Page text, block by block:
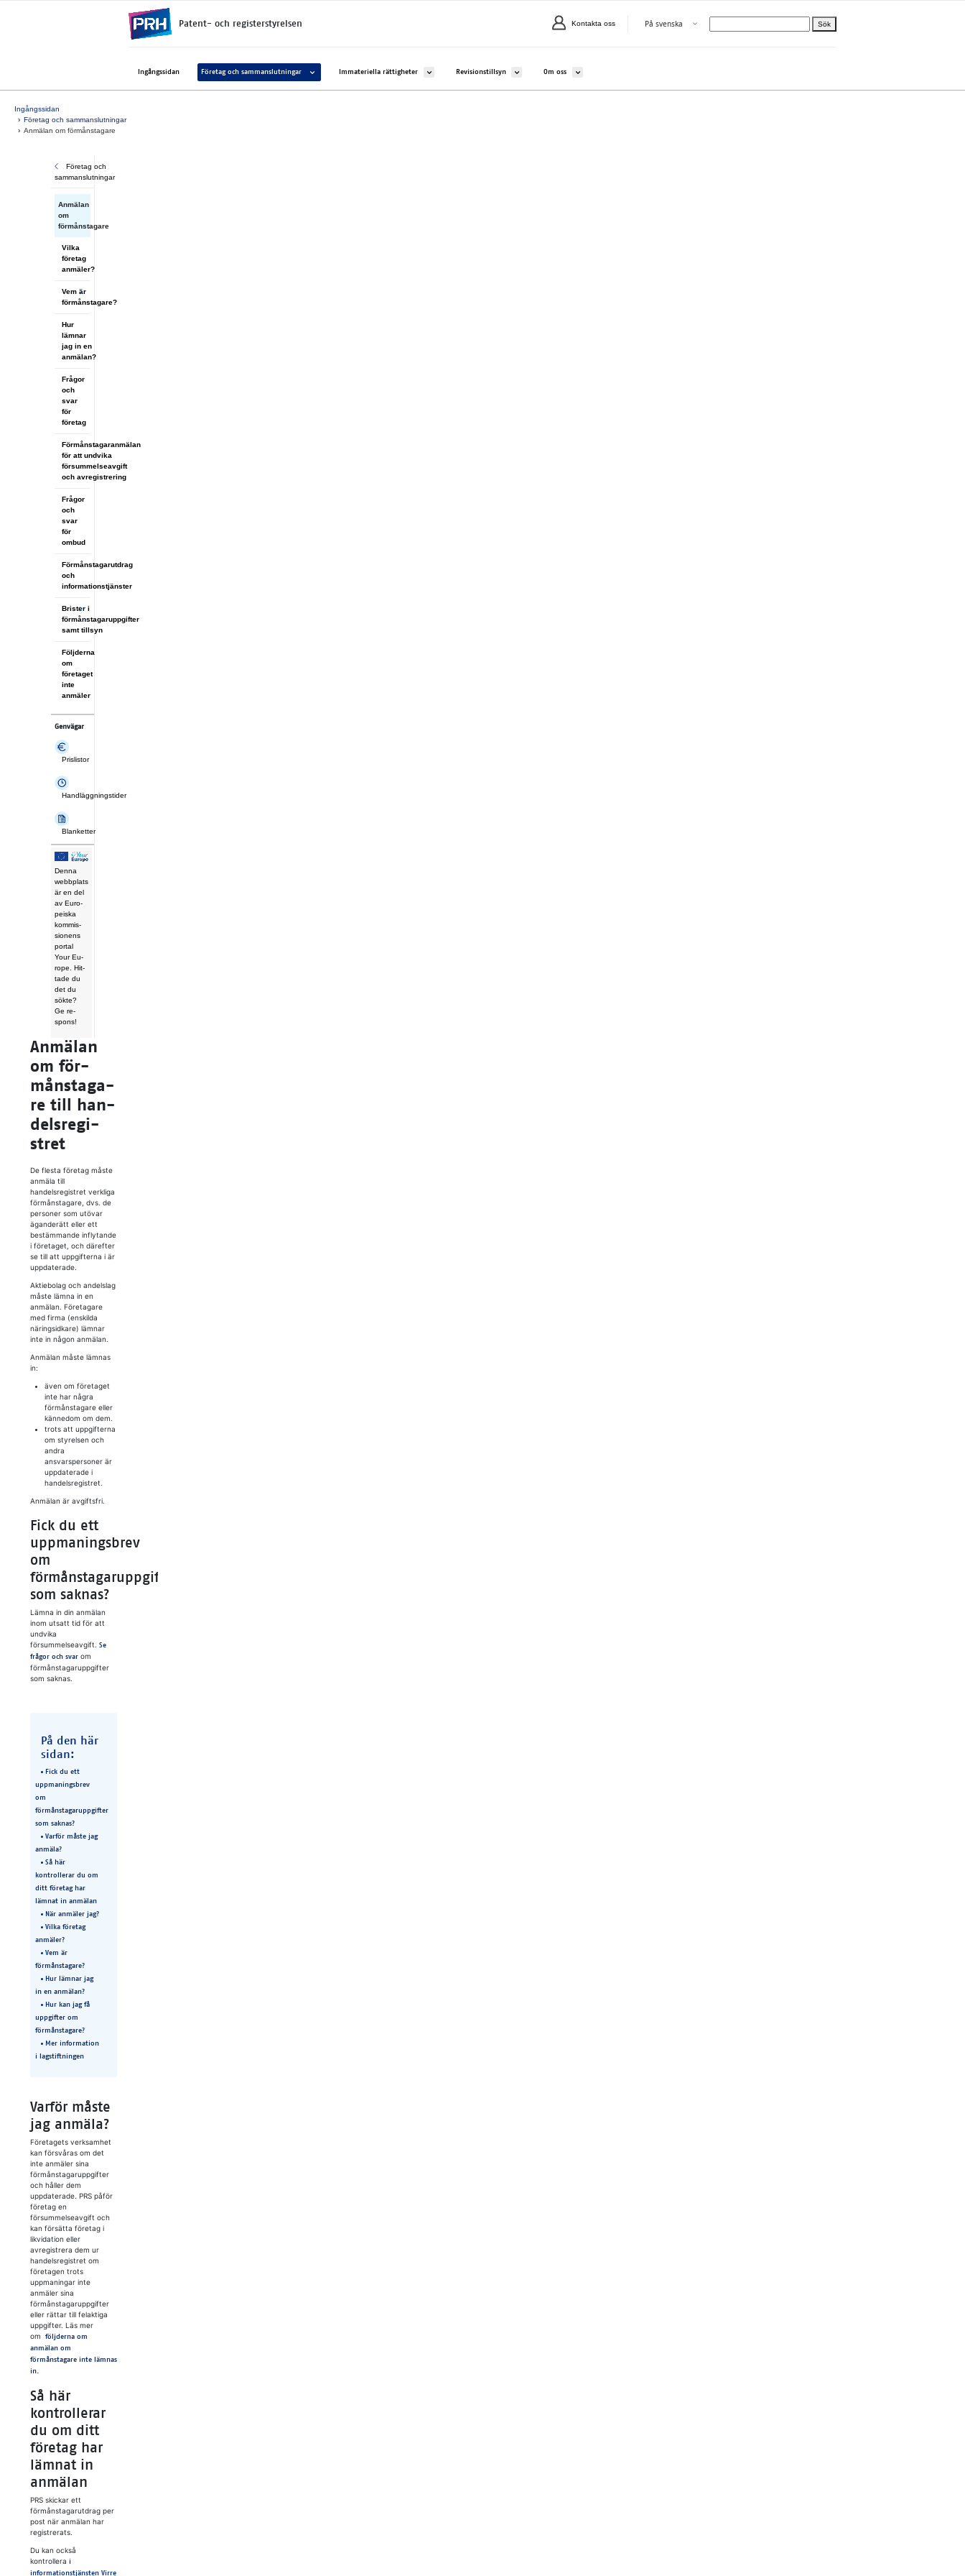
Patent- och registerstyrelsen Kontakta oss Välj språk
På svenska Öppna menyn Sök
Ingångssidan Företag och sammanslutningar Avaa alavalikko kohteelle Företag och sammanslutningar
Immateriella rättigheter Avaa alavalikko kohteelle Immateriella rättigheter
Revisionstillsyn Avaa alavalikko kohteelle Revisionstillsyn
Om oss Avaa alavalikko kohteelle Om oss
Ingångssidan
Företag och sammanslutningar
Anmälan om förmånstagare
An­mä­lan
om för­
måns­ta­ga­
re till han­
dels­re­gi­
stret
De flesta företag måste
anmäla till
handelsregistret verkliga
förmånstagare, dvs. de
personer som utövar
äganderätt eller ett
bestämmande inflytande
i företaget, och därefter
se till att uppgifterna i är
uppdaterade.
Aktiebolag och andelslag
måste lämna in en
anmälan. Företagare
med firma (enskilda
näringsidkare) lämnar
inte in någon anmälan.
Anmälan måste lämnas
in:
även om företaget
inte har några
förmånstagare eller
kännedom om dem.
trots att uppgifterna
om styrelsen och
andra
ansvarspersoner är
uppdaterade i
handelsregistret.
Anmälan är avgiftsfri.
Fick du ett
uppmaningsbrev
om
förmånstagaruppgifter
som saknas?
Lämna in din anmälan
inom utsatt tid för att
undvika
försummelseavgift. Se
frågor och svarom
förmånstagaruppgifter
som saknas.
På den här
sidan:
Fick du ett
uppmaningsbrev
om
förmånstagaruppgifter
som saknas?
Varför måste jag
anmäla?
Så här
kontrollerar du om
ditt företag har
lämnat in anmälan
När anmäler jag?
Vilka företag
anmäler?
Vem är
förmånstagare?
Hur lämnar jag
in en anmälan?
Hur kan jag få
uppgifter om
förmånstagare?
Mer information
i lagstiftningen
Varför måste
jag anmäla?
Företagets verksamhet
kan försvåras om det
inte anmäler sina
förmånstagaruppgifter
och håller dem
uppdaterade. PRS påför
företag en
försummelseavgift och
kan försätta företag i
likvidation eller
avregistrera dem ur
handelsregistret om
företagen trots
uppmaningar inte
anmäler sina
förmånstagaruppgifter
eller rättar till felaktiga
uppgifter. Läs mer
om
följderna om
anmälan om
förmånstagare inte lämnas
in.
Så här
kontrollerar
du om ditt
företag har
lämnat in
anmälan
PRS skickar ett
förmånstagarutdrag per
post när anmälan har
registrerats.
Du kan också
kontrollera i
informationstjänsten VirreAvautuu uuteen välilehteen
Företag och
sammanslutningar
Anmälan
om
förmånstagare
Vilka
företag
anmäler?
Vem är
förmånstagare?
Hur
lämnar
jag in en
anmälan?
Frågor
och
svar
för
företag
Förmånstagaranmälan
för att undvika
försummelseavgift
och avregistrering
Frågor
och
svar
för
ombud
Förmånstagarutdrag
och
informationstjänster
Brister i
förmånstagaruppgifter
samt tillsyn
Följderna
om
företaget
inte
anmäler
Genvägar
Prislistor
Handläggningstider
Blanketter
Den­na
webb­plats
är en del
av Eu­ro­
pe­is­ka
kom­mis­
sio­nens
por­tal
Your Eu­
ro­pe. Hit­
ta­de du
det du
sök­te?
Ge re­
spons!